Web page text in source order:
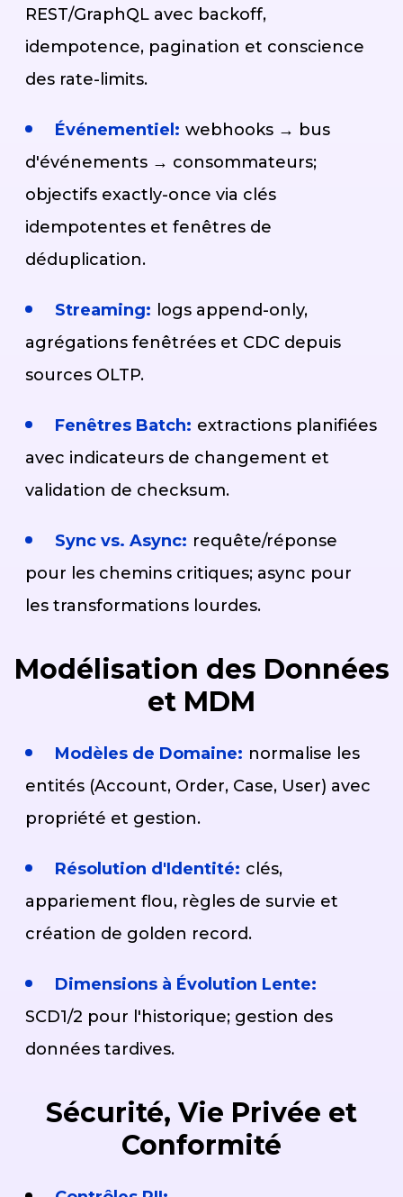
REST/GraphQL avec backoff,
idempotence, pagination et conscience
des rate-limits.
Événementiel: webhooks → bus
d'événements → consommateurs;
objectifs exactly-once via clés
idempotentes et fenêtres de
déduplication.
Streaming: logs append-only,
agrégations fenêtrées et CDC depuis
sources OLTP.
Fenêtres Batch: extractions planifiées
avec indicateurs de changement et
validation de checksum.
Sync vs. Async: requête/réponse
pour les chemins critiques; async pour
les transformations lourdes.
Modélisation des Données
et MDM
Modèles de Domaine: normalise les
entités (Account, Order, Case, User) avec
propriété et gestion.
Résolution d'Identité: clés,
appariement flou, règles de survie et
création de golden record.
Dimensions à Évolution Lente:
SCD1/2 pour l'historique; gestion des
données tardives.
Sécurité, Vie Privée et
Conformité